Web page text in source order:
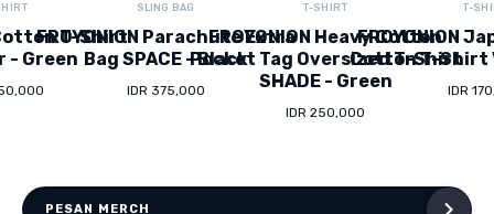
T-Shirt
- Green
SLING BAG
FROYONION Parachute Extra
Bag SPACE - Black
IDR 375,000
T-SHIRT
FROYONION Heavy Cotton
Pocket Tag Oversized T-Shirt
SHADE - Green
IDR 250,000
T-
FROYONION
Cotton T-Shirt
IDR
PESAN MERCH